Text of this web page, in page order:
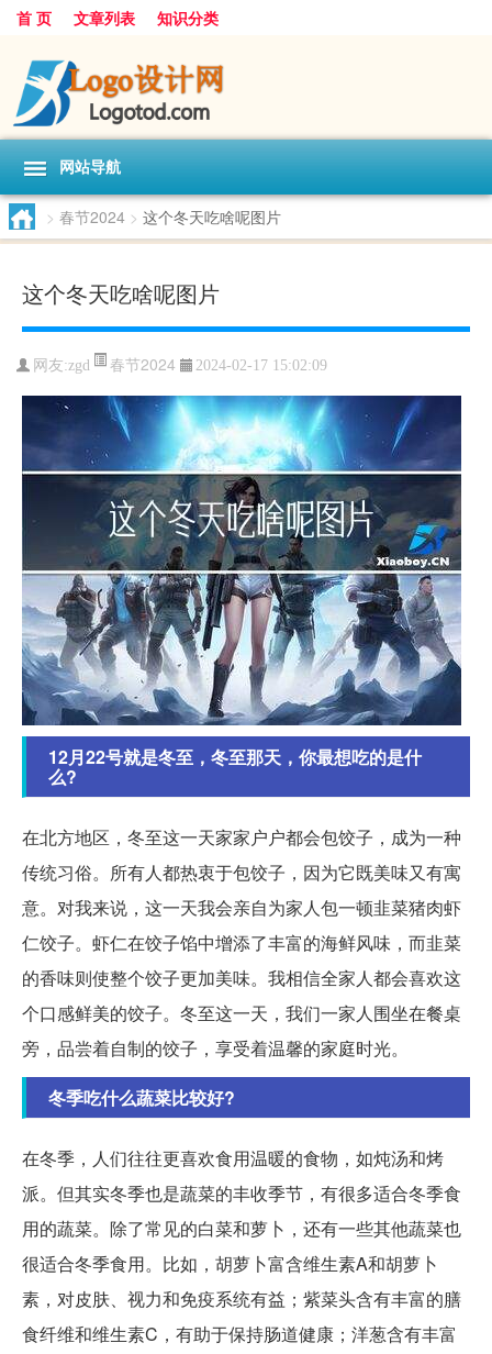
首 页 文章列表 知识分类
网站导航
> 春节2024 > 这个冬天吃啥呢图片
这个冬天吃啥呢图片
网友:zgd 春节2024 2024-02-17 15:02:09
12月22号就是冬至，冬至那天，你最想吃的是什
么?
在北方地区，冬至这一天家家户户都会包饺子，成为一种
传统习俗。所有人都热衷于包饺子，因为它既美味又有寓
意。对我来说，这一天我会亲自为家人包一顿韭菜猪肉虾
仁饺子。虾仁在饺子馅中增添了丰富的海鲜风味，而韭菜
的香味则使整个饺子更加美味。我相信全家人都会喜欢这
个口感鲜美的饺子。冬至这一天，我们一家人围坐在餐桌
旁，品尝着自制的饺子，享受着温馨的家庭时光。
冬季吃什么蔬菜比较好?
在冬季，人们往往更喜欢食用温暖的食物，如炖汤和烤
派。但其实冬季也是蔬菜的丰收季节，有很多适合冬季食
用的蔬菜。除了常见的白菜和萝卜，还有一些其他蔬菜也
很适合冬季食用。比如，胡萝卜富含维生素A和胡萝卜
素，对皮肤、视力和免疫系统有益；紫菜头含有丰富的膳
食纤维和维生素C，有助于保持肠道健康；洋葱含有丰富